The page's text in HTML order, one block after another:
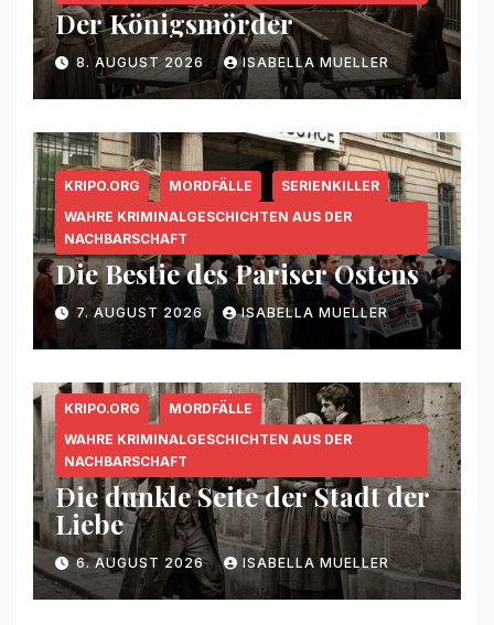
Der Königsmörder
8. AUGUST 2026 ISABELLA MUELLER
KRIPO.ORG MORDFÄLLE
SERIENKILLER
WAHRE KRIMINALGESCHICHTEN AUS DER
NACHBARSCHAFT
Die Bestie des Pariser Ostens
7. AUGUST 2026 ISABELLA MUELLER
KRIPO.ORG
MORDFÄLLE
WAHRE KRIMINALGESCHICHTEN AUS DER
NACHBARSCHAFT
Die dunkle Seite der Stadt der
Liebe
6. AUGUST 2026 ISABELLA MUELLER